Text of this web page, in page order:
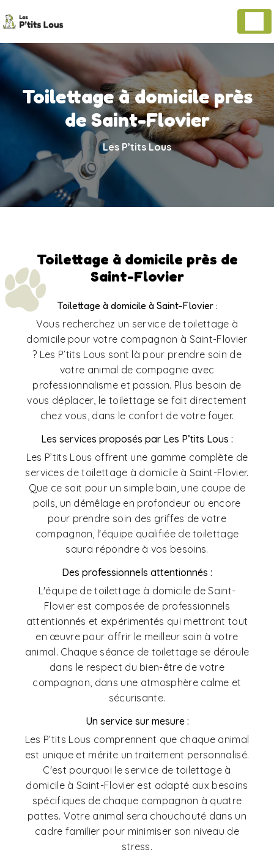
Toilettage à domicile près
de Saint-Flovier
Les P’tits Lous
Toilettage à domicile près de
Saint-Flovier
Toilettage à domicile à Saint-Flovier :
Vous recherchez un service de toilettage à
domicile pour votre compagnon à Saint-Flovier
? Les P’tits Lous sont là pour prendre soin de
votre animal de compagnie avec
professionnalisme et passion. Plus besoin de
vous déplacer, le toilettage se fait directement
chez vous, dans le confort de votre foyer.
Les services proposés par Les P’tits Lous :
Les P’tits Lous offrent une gamme complète de
services de toilettage à domicile à Saint-Flovier.
Que ce soit pour un simple bain, une coupe de
poils, un démêlage en profondeur ou encore
pour prendre soin des griffes de votre
compagnon, l'équipe qualifiée de toilettage
saura répondre à vos besoins.
Des professionnels attentionnés :
L'équipe de toilettage à domicile de Saint-
Flovier est composée de professionnels
attentionnés et expérimentés qui mettront tout
en œuvre pour offrir le meilleur soin à votre
animal. Chaque séance de toilettage se déroule
dans le respect du bien-être de votre
compagnon, dans une atmosphère calme et
sécurisante.
Un service sur mesure :
Les P’tits Lous comprennent que chaque animal
est unique et mérite un traitement personnalisé.
C'est pourquoi le service de toilettage à
domicile à Saint-Flovier est adapté aux besoins
spécifiques de chaque compagnon à quatre
pattes. Votre animal sera chouchouté dans un
cadre familier pour minimiser son niveau de
stress.